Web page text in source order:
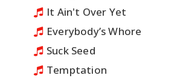
It Ain't Over Yet
Everybody’s Whore
Suck Seed
Temptation